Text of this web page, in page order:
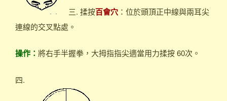
三. 揉按百會穴 ：位於頭頂正中線與兩耳尖
連線的交叉點處。
操作： 將右手半握拳，大拇指指尖適當用力揉按 60次。
四.